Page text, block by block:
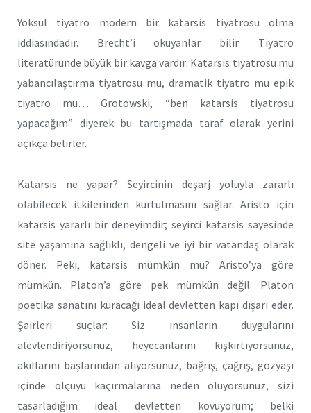
Yoksul tiyatro modern bir katarsis tiyatrosu olma
iddiasındadır. Brecht’i okuyanlar bilir. Tiyatro
literatüründe büyük bir kavga vardır: Katarsis tiyatrosu mu
yabancılaştırma tiyatrosu mu, dramatik tiyatro mu epik
tiyatro mu… Grotowski, “ben katarsis tiyatrosu
yapacağım” diyerek bu tartışmada taraf olarak yerini
açıkça belirler.
Katarsis ne yapar? Seyircinin deşarj yoluyla zararlı
olabilecek itkilerinden kurtulmasını sağlar. Aristo için
katarsis yararlı bir deneyimdir; seyirci katarsis sayesinde
site yaşamına sağlıklı, dengeli ve iyi bir vatandaş olarak
döner. Peki, katarsis mümkün mü? Aristo’ya göre
mümkün. Platon’a göre pek mümkün değil. Platon
poetika sanatını kuracağı ideal devletten kapı dışarı eder.
Şairleri suçlar: Siz insanların duygularını
alevlendiriyorsunuz, heyecanlarını kışkırtıyorsunuz,
akıllarını başlarından alıyorsunuz, bağrış, çağrış, gözyaşı
içinde ölçüyü kaçırmalarına neden oluyorsunuz, sizi
tasarladığım ideal devletten kovuyorum; belki